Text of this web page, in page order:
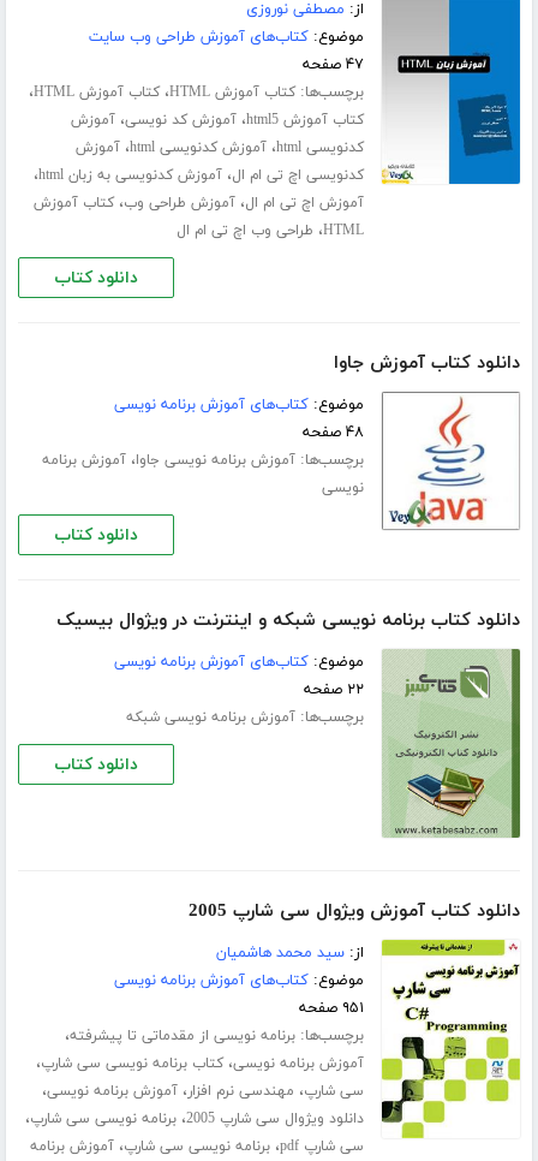
از: مصطفی نوروزی
موضوع:کتاب‌های آموزش طراحی وب سایت
۴۷ صفحه
برچسب‌ها:کتاب آموزش HTML ،کتاب آموزش HTML ،
کتاب آموزش html5 ،آموزش کد نویسی،آموزش
کدنویسی html
،آموزش کدنویسی html ،آموزش
کدنویسی اچ تی ام ال،آموزش کدنویسی به زبان html ،
آموزش اچ تی ام ال،آموزش طراحی وب،کتاب آموزش
HTML، طراحی وب اچ تی ام ال
دانلود کتاب
دانلود کتاب آموزش جاوا
موضوع:کتاب‌های آموزش برنامه نویسی
۴۸ صفحه
برچسب‌ها:آموزش برنامه نویسی جاوا،آموزش برنامه
نویسی
دانلود کتاب
دانلود کتاب برنامه نویسی شبکه و اینترنت در ویژوال بیسیک
موضوع:کتاب‌های آموزش برنامه نویسی
۲۲ صفحه
برچسب‌ها:آموزش برنامه نویسی شبکه
دانلود کتاب
دانلود کتاب آموزش ویژوال سی شارپ 2005
از:سید محمد هاشمیان
موضوع:کتاب‌های آموزش برنامه نویسی
۹۵۱ صفحه
برچسب‌ها:برنامه نویسی از مقدماتی تا پیشرفته،
آموزش برنامه نویسی،کتاب برنامه نویسی سی شارپ،
سی شارپ، مهندسی نرم افزار،آموزش برنامه نویسی،
دانلود ویژوال سی شارپ 2005 ،برنامه نویسی سی شارپ،
سی شارپ pdf ،برنامه نویسی سی شارپ،آموزش برنامه